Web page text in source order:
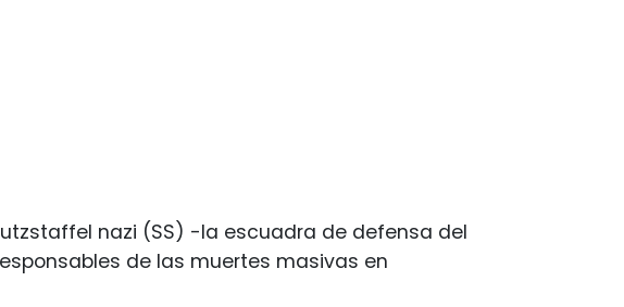
nazi (SS) -la escuadra de defensa del
de las muertes masivas en